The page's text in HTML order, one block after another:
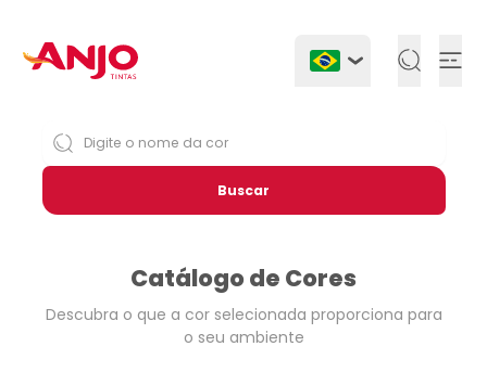
Buscar
Catálogo de Cores
Descubra o que a cor selecionada proporciona para
o seu ambiente